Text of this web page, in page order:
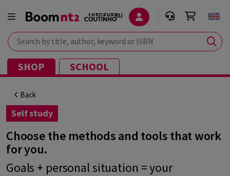
Search by title, author, keyword or ISBN
SHOP SCHOOL
Back
Self study
Choose the methods and tools that work
for you.
Goals + personal situation = your